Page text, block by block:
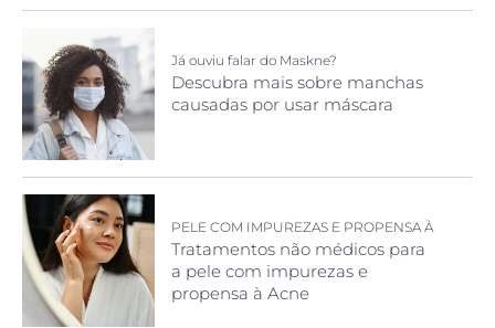
Já ouviu falar do Maskne?
Descubra mais sobre manchas
causadas por usar máscara
PELE COM IMPUREZAS E PROPENSA À
ACNE SEM MEDICAÇÃO
Tratamentos não médicos para
a pele com impurezas e
propensa à Acne